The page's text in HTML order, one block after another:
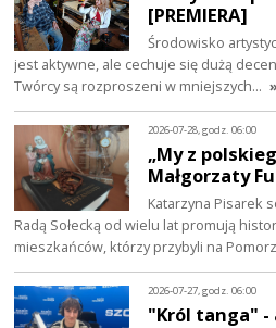
[PREMIERA]
Środowisko
jest aktywne, ale cechuje się dużą
Twórcy są rozproszeni w mniejszych…
2026-07-28, godz. 06:00
„My z
Małgorzaty
Katarzyna Pisarek
Radą Sołecką od wielu lat promują
mieszkańców, którzy przybyli na
2026-07-27, godz. 06:00
"Król tanga" -